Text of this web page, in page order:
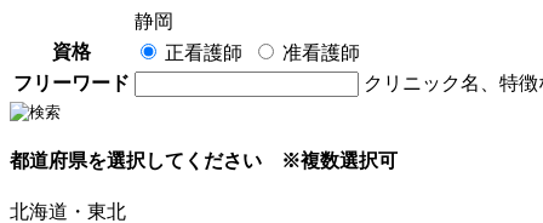
静岡
資格
正看護師
准看護師
フリーワード
クリニック名、特徴
都道府県を選択してください ※複数選択可
北海道・東北